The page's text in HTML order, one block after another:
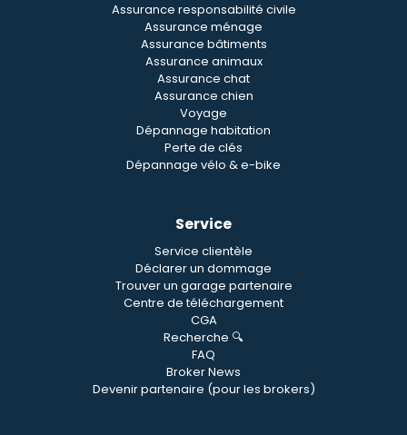
Assurance responsabilité civile
Assurance ménage
Assurance bâtiments
Assurance animaux
Assurance chat
Assurance chien
Voyage
Dépannage habitation
Perte de clés
Dépannage vélo & e-bike
Service
Service clientèle
Déclarer un dommage
Trouver un garage partenaire
Centre de téléchargement
CGA
Recherche 🔍
FAQ
Broker News
Devenir partenaire (pour les brokers)